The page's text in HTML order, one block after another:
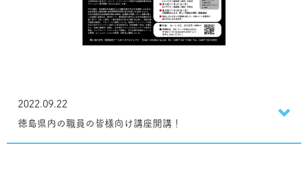
2022.09.22
徳島県内の職員の皆様向け講座開講！